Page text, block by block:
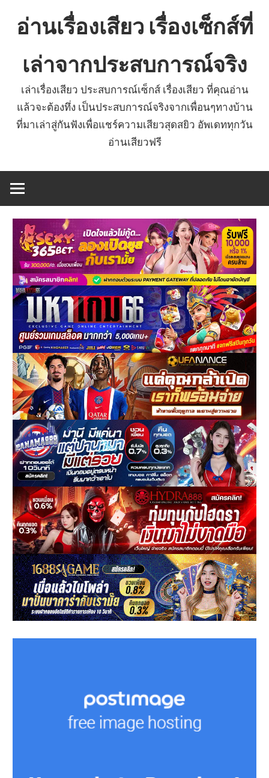
อ่านเรื่องเสียว เรื่องเซ็กส์ที่
เล่าจากประสบการณ์จริง
เล่าเรื่องเสียว ประสบการณ์เซ็กส์ เรื่องเสียว ที่คุณอ่าน
แล้วจะต้องทึ่ง เป็นประสบการณ์จริงจากเพื่อนๆทางบ้าน
ที่มาเล่าสู่กันฟังเพื่อแชร์ความเสียวสุดสยิว อัพเดททุกวัน
อ่านเสียวฟรี